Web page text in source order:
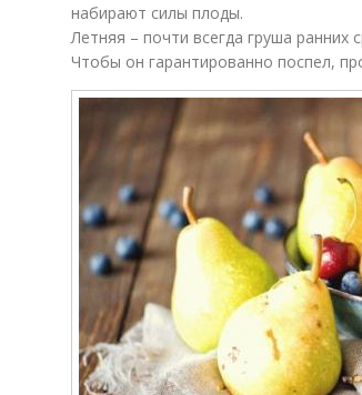
набирают силы плоды.
Летняя – почти всегда груша ранних
Чтобы он гарантированно поспел,